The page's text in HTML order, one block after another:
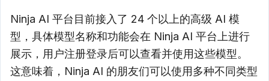
Ninja AI 平台目前接入了 24 个以上的高级 AI 模
型，具体模型名称和功能会在 Ninja AI 平台上进行
展示，用户注册登录后可以查看并使用这些模型。
这意味着，Ninja AI 的朋友们可以使用多种不同类型